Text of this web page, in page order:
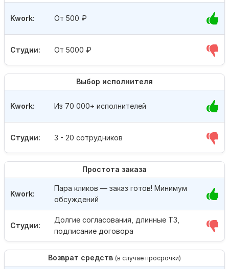
Студии: От 5000 ₽
Kwork: От 500 ₽
Выбор исполнителя
Студии: 3 - 20 сотрудников
Kwork: Из 70 000+ исполнителей
Простота заказа
Студии:
Долгие согласования, длинные ТЗ,
подписание договора
Kwork:
Пара кликов — заказ готов! Минимум
обсуждений
Возврат средств (в случае просрочки)